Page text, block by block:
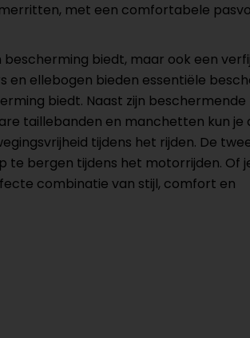
met een comfortabele
biedt, maar ook een
ellebogen bieden essentiële
biedt. Naast zijn beschermende
taillebanden en manchetten kun je
tijdens het rijden. De
te bergen tijdens het motorrijden. Of
combinatie van stijl, comfort en